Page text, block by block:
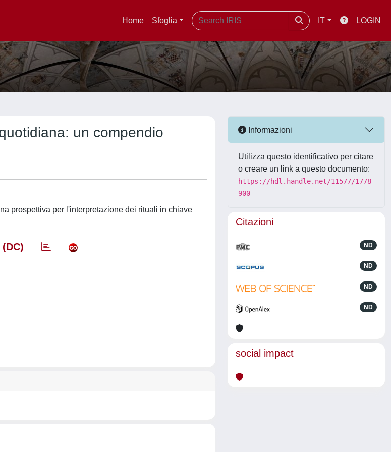
Home Sfoglia IT LOGIN
un compendio
prospettiva per l'interpretazione dei rituali in chiave
Informazioni
Utilizza questo identificativo per citare
o creare un link a questo documento:
https://hdl.handle.net/11577/1778
900
Citazioni
ND
ND
ND
ND
social impact